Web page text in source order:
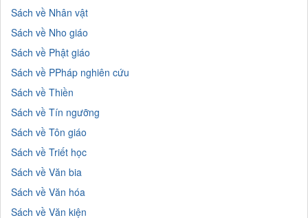
Sách về Nhân vật
Sách về Nho giáo
Sách về Phật giáo
Sách về PPháp nghiên cứu
Sách về Thiền
Sách về Tín ngưỡng
Sách về Tôn giáo
Sách về Triết học
Sách về Văn bia
Sách về Văn hóa
Sách về Văn kiện